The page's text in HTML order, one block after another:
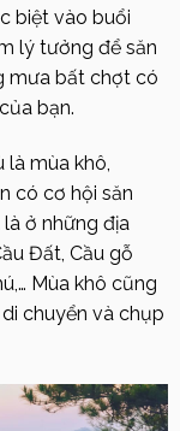
biệt vào buổi
lý tưởng để săn
mưa bất chợt có
bạn.
là mùa khô,
có cơ hội săn
ở những địa
Đất, Cầu gỗ
Mùa khô cũng
chuyển và chụp